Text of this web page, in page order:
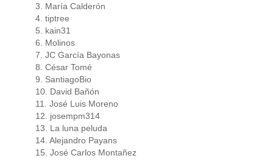
3. María Calderón
4. tiptree
5. kain31
6. Molinos
7. JC García Bayonas
8. César Tomé
9. SantiagoBio
10. David Bañón
11. José Luis Moreno
12. josempm314
13. La luna peluda
14. Alejandro Payans
15. José Carlos Montañez